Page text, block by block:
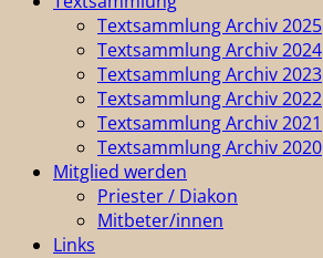
Textsammlung Archiv 2025
Textsammlung Archiv 2024
Textsammlung Archiv 2023
Textsammlung Archiv 2022
Textsammlung Archiv 2021
Textsammlung Archiv 2020
Mitglied werden
Priester / Diakon
Mitbeter/innen
Links